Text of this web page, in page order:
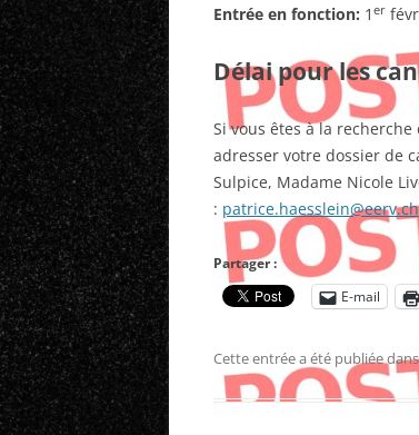
Entrée en fonction: 1 er
Délai pour les
Si vous êtes à la
adresser votre dossier de
Sulpice, Madame Nicole
: patrice.haesslein@eerv.ch
Partager :
E-mail
Cette entrée a été publiée